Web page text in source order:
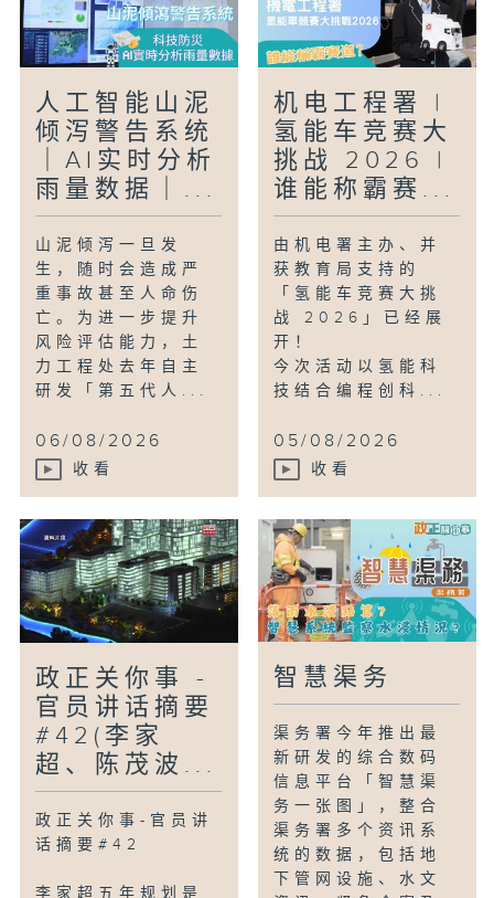
人工智能山泥
倾泻警告系统
｜AI实时分析
雨量数据｜...
山泥倾泻一旦发
生，随时会造成严
重事故甚至人命伤
亡。为进一步提升
风险评估能力，土
力工程处去年自主
研发「第五代人...
06/08/2026
收看
机电工程署 |
氢能车竞赛大
挑战 2026 |
谁能称霸赛...
由机电署主办、并
获教育局支持的
「氢能车竞赛大挑
战 2026」已经展
开！
今次活动以氢能科
技结合编程创科...
05/08/2026
收看
政正关你事 -
官员讲话摘要
#42(李家
超、陈茂波...
政正关你事-官员讲
话摘要#42
李家超五年规划是
智慧渠务
渠务署今年推出最
新研发的综合数码
信息平台「智慧渠
务一张图」，整合
渠务署多个资讯系
统的数据，包括地
下管网设施、水文